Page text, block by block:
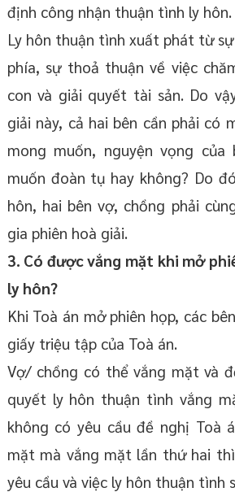
định công nhận thuận tình ly hôn.
Ly hôn thuận tình xuất phát từ
phía, sự thoả thuận về việc
con và giải quyết tài sản. Do
giải này, cả hai bên cần phải có
mong muốn, nguyện vọng của
muốn đoàn tụ hay không? Do
hôn, hai bên vợ, chồng phải
gia phiên hoà giải.
3. Có được vắng mặt khi mở
ly hôn?
Khi Toà án mở phiên họp, các
giấy triệu tập của Toà án.
Vợ/ chồng có thể vắng mặt và
quyết ly hôn thuận tình vắng
không có yêu cầu đề nghị Toà
mặt mà vắng mặt lần thứ hai
yêu cầu và việc ly hôn thuận tình